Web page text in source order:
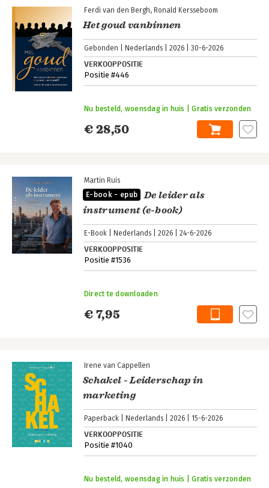
Ferdi van den Bergh Ronald Kersseboom
Het goud vanbinnen
Gebonden Nederlands 2026 30-6-2026
VERKOOPPOSITIE
Positie #446
€ 28,50
Nu besteld, woensdag in huis | Gratis verzonden
Martin Ruis
E-book - epub
De leider als
instrument (e-book)
E-Book Nederlands 2026 24-6-2026
VERKOOPPOSITIE
Positie #1536
€ 7,95
Direct te downloaden
Irene van Cappellen
Schakel - Leiderschap in
marketing
Paperback Nederlands 2026 15-6-2026
VERKOOPPOSITIE
Positie #1040
Nu besteld, woensdag in huis | Gratis verzonden